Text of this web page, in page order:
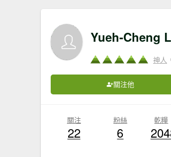
Yueh-Cheng
神人
關注他
關注
22
粉絲
6
乾糧